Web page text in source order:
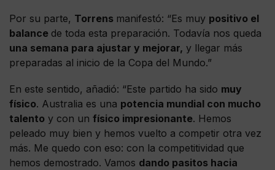
Por su parte, Torrens manifestó: “Es muy positivo el
balance de toda esta preparación. Todavía nos queda
una semana para ajustar y mejorar, y llegar más
preparadas al inicio de la Copa del Mundo.”
En este sentido, añadió: “Este partido ha sido muy
físico. Australia es una potencia mundial con mucho
talento y con un físico impresionante. Hemos
peleado muy bien y hemos vuelto a competir otra vez
más. Me quedo con eso: con la competitividad que
hemos demostrado. Vamos dando pasitos hacia